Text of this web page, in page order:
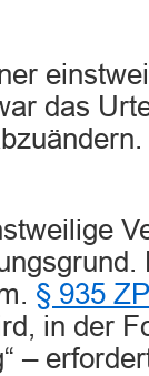
das
§ 935
in der
–